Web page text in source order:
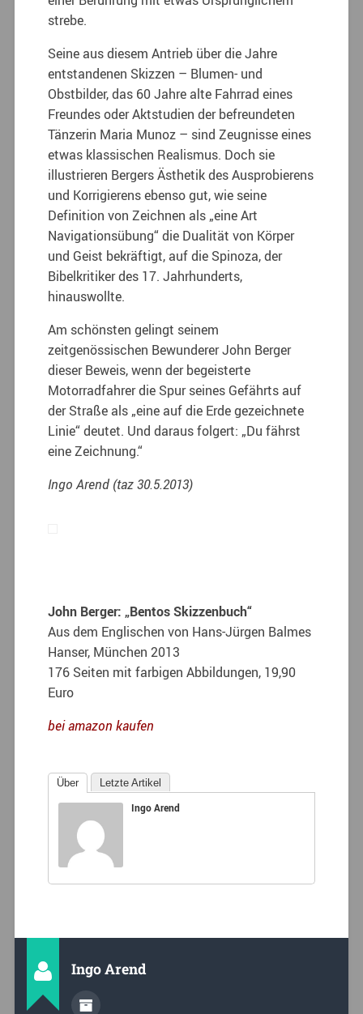
strebe.
Seine aus diesem Antrieb über die Jahre
entstandenen Skizzen – Blumen- und
Obstbilder, das 60 Jahre alte Fahrrad eines
Freundes oder Aktstudien der befreundeten
Tänzerin Maria Munoz – sind Zeugnisse eines
etwas klassischen Realismus. Doch sie
illustrieren Bergers Ästhetik des Ausprobierens
und Korrigierens ebenso gut, wie seine
Definition von Zeichnen als „eine Art
Navigationsübung“ die Dualität von Körper
und Geist bekräftigt, auf die Spinoza, der
Bibelkritiker des 17. Jahrhunderts,
hinauswollte.
Am schönsten gelingt seinem
zeitgenössischen Bewunderer John Berger
dieser Beweis, wenn der begeisterte
Motorradfahrer die Spur seines Gefährts auf
der Straße als „eine auf die Erde gezeichnete
Linie“ deutet. Und daraus folgert: „Du fährst
eine Zeichnung.“
Ingo Arend (taz 30.5.2013)
John Berger: „Bentos Skizzenbuch“
Aus dem Englischen von Hans-Jürgen Balmes
Hanser, München 2013
176 Seiten mit farbigen Abbildungen, 19,90
Euro
bei amazon kaufen
Über Letzte Artikel
Ingo Arend
Ingo Arend